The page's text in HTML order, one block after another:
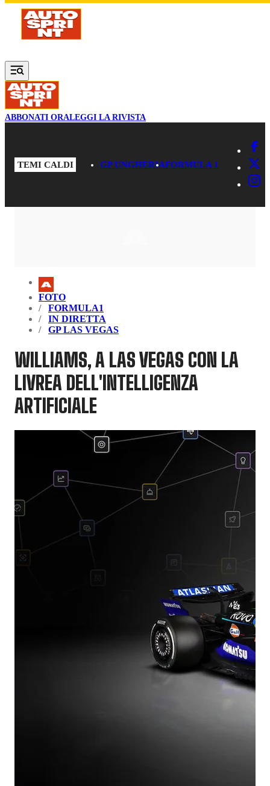
Vai al contenuto principale
ABBONATI ORALEGGI LA RIVISTA
TEMI CALDI GP UNGHERIAFORMULA 1
FOTO
FORMULA1
IN DIRETTA
GP LAS VEGAS
WILLIAMS, A LAS VEGAS CON LA
LIVREA DELL'INTELLIGENZA
ARTIFICIALE